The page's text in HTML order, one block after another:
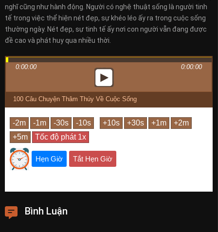
nghĩ cũng như hành động. Người có nghệ thuật sống là người tinh
tế trong việc thể hiện nét đẹp, sự khéo léo ấy ra trong cuộc sống
thường ngày. Nét đẹp, sự tinh tế ấy nơi con người vẫn đang được
đề cao và phát huy qua nhiều thời.
0:00:00 0:00:00
100 Câu Chuyện Thâm Thúy Về Cuộc Sống
Hẹn Giờ Tắt Hẹn Giờ
Bình Luận